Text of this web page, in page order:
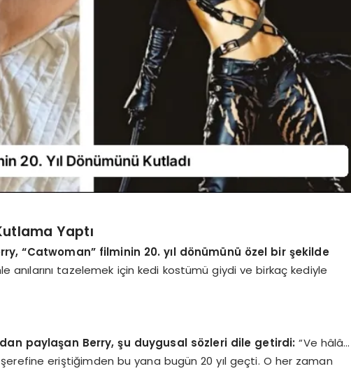
Yaptı
“Catwoman” filminin 20. yıl dönümünü özel bir şekilde
anılarını tazelemek için kedi kostümü giydi ve birkaç kediyle
paylaşan Berry, şu duygusal sözleri dile getirdi: “Ve hâlâ…
eriştiğimden bu yana bugün 20 yıl geçti. O her zaman